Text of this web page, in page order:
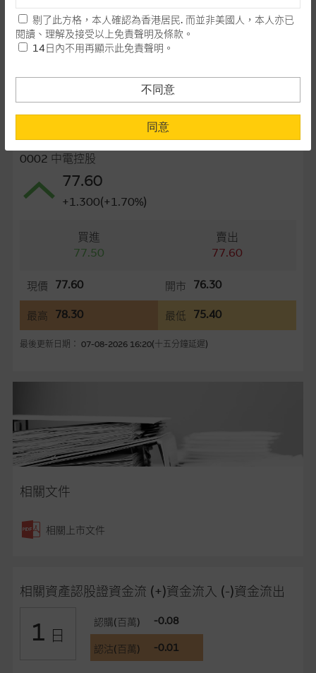
街貨量(百萬份) 0.01
街貨百分比 0.01%
相關資產資料
0002 中電控股
77.60
+1.300(+1.70%)
買進
77.50
賣出
77.60
現價 77.60 開市 76.30
最高 78.30 最低 75.40
最後更新日期： 07-08-2026 16:20(十五分鐘延遲)
相關文件
相關上市文件
相關資產認股證資金流 (+)資金流入 (-)資金流出
1 日
認購(百萬) -0.08
認沽(百萬) -0.01
本網站所載資料會隨時更改，而不作另行通知，如閣下欲取麥格
理的資料，可直接聯絡本集團職員。
民使用，並不提供或發售予美國人。本網站內容無意要約或唆使
閣下購買證券、基金單位或其他投資工具(不論在參考條款上或在
其他地方)，但清楚表明上述意圖的個別段落則屬例外。
提供網站內容的基準 – 使用時請考慮個人風險
供。惟麥格理集團並無核實所有網站內容，故就閣下的目的而
言，網站內容可能未必完整或準確。麥格理集團不會，亦沒有義
容所載的意見、預測及其他資料可予更改或刪除，而毋須作出通
任何指示價格報價、公開資料或分析是基於我們相信的假設及參
數而預備的，不構成我們提出的意見。所用假設及參數並非唯一
可以合理選擇到的，因此並不保證該類報價單、公開資料或分析
表現或回報將來會實現。過去業績並不保證將來表現。網站內容
而，麥格理集團不作陳述，亦不保證網站內容在任何用途上均完
及合時性負上責任，除非這是有關適用的的法律及/或法規所規
定。
網站內容不構成要約及徵求要約，或作為任何合約的根據，以購
準備的資料編製而成，但不包括麥格理集團職員所知的資料。
整、合時及準確，對任何因任何形式(包括疏忽)由於網站內容的
或損毀，亦一概不會承擔責任或債務。
本使用條款的所有方面均受香港法例管限。
剔了此方格，本人確認為香港居民. 而並非美國人，本人亦已
閱讀、理解及接受以上免責聲明及條款。
14日內不用再顯示此免責聲明。
不同意
同意